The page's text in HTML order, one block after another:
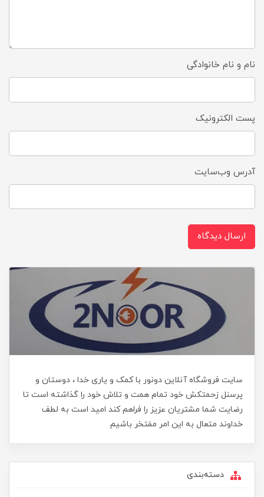
نام و نام خانوادگی
پست الکترونیک
آدرس وب‌سایت
ارسال دیدگاه
سایت فروشگاه آنلاین دونور با کمک و یاری خدا ، دوستان و
پرسنل زحمتکش خود تمام همت و تلاش خود را گذاشته است تا
رضایت شما مشتریان عزیز را فراهم کند امید است به لطف
خداوند متعال به این امر مفتخر باشیم
دسته‌بندی